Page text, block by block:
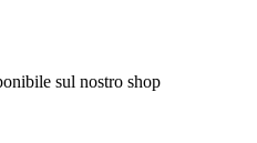
sul nostro shop